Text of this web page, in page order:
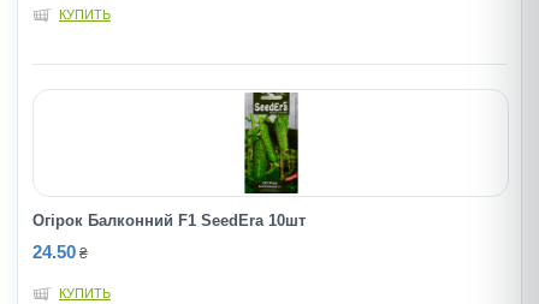
КУПИТЬ
Огірок Балконний F1 SeedEra 10шт
24.50 ₴
КУПИТЬ